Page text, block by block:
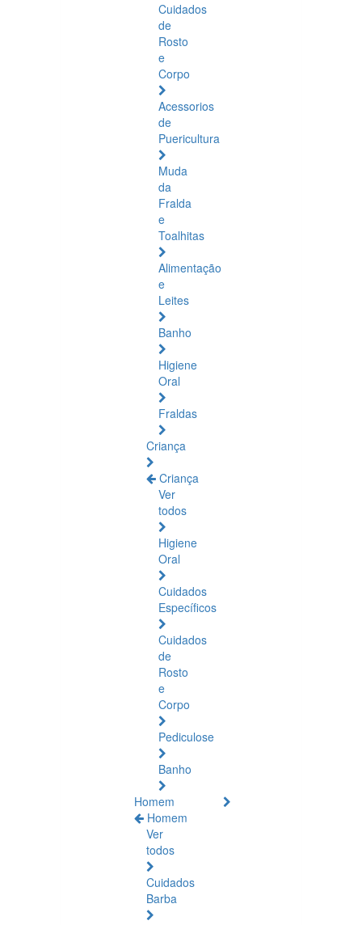
Cuidados
de
Rosto
e
Corpo
Acessorios
de
Puericultura
Muda
da
Fralda
e
Toalhitas
Alimentação
e
Leites
Banho
Higiene
Oral
Fraldas
Criança
Criança
Ver
todos
Higiene
Oral
Cuidados
Específicos
Cuidados
de
Rosto
e
Corpo
Pediculose
Banho
Homem
Homem
Ver
todos
Cuidados
Barba